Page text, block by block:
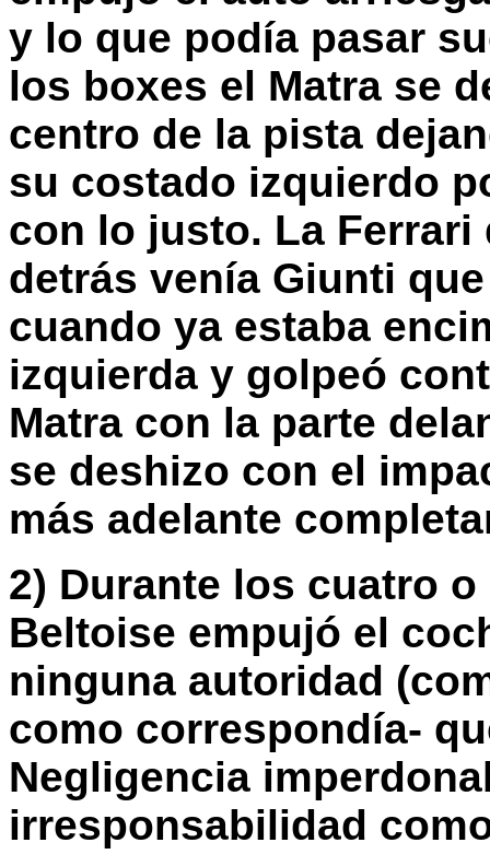
y lo que podía pasar
los boxes el Matra se
centro de la pista
su costado izquierdo
con lo justo. La
detrás venía Giunti
cuando ya estaba
izquierda y golpeó
Matra con la parte
se deshizo con el
más adelante
2) Durante los cuatro
Beltoise empujó el
ninguna autoridad
como correspondía-
Negligencia
irresponsabilidad